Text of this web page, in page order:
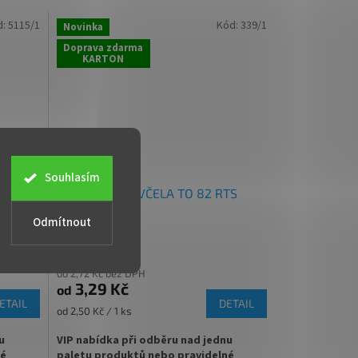
Odmítnout
Souhlasím
✅ Twist Off šroubový uzávěr uzavřete
rukou
Paletu za výhodnější cenu
objednejte
5115/1
Novinka
Doprava zdarma
KARTON
Víčko na med VČELA TO 82 RTS
od 2,72 Kč bez DPH
od 3,29 Kč
Měrná
od 2,50 Kč / 1 ks
DETAIL
VIP nabídka při odběru nad jednu
Kód: 339/1